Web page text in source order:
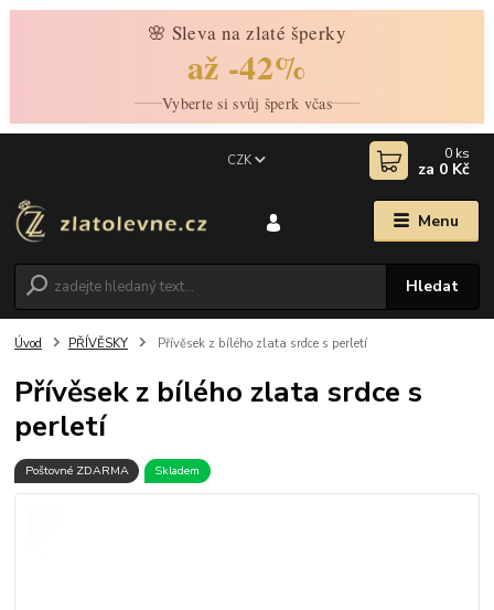
🌸 Sleva na zlaté šperky
až -42%
Vyberte si svůj šperk včas
Menu
CZK
Hledat
0 ks
za 0 Kč
Úvod PŘÍVĚSKY Přívěsek z bílého zlata srdce s perletí
Přívěsek z bílého zlata srdce s
perletí
Poštovné ZDARMA Skladem